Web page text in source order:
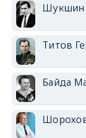
Шукшин
Титов
Байда